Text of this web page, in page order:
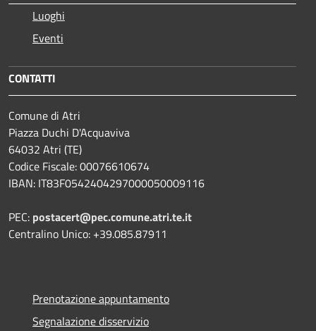
Luoghi
Eventi
CONTATTI
Comune di Atri
Piazza Duchi D'Acquaviva
64032 Atri (TE)
Codice Fiscale: 00076610674
IBAN: IT83F0542404297000050009116
PEC: postacert@pec.comune.atri.te.it
Centralino Unico: +39.085.87911
Prenotazione appuntamento
Segnalazione disservizio